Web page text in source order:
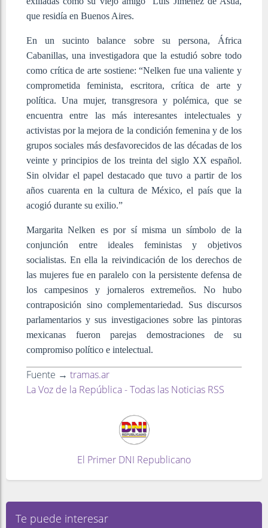
que residía en Buenos Aires.
En un sucinto balance sobre su persona, África
Cabanillas, una investigadora que la estudió sobre todo
como crítica de arte sostiene: “Nelken fue una valiente y
comprometida feminista, escritora, crítica de arte y
política. Una mujer, transgresora y polémica, que se
encuentra entre las más interesantes intelectuales y
activistas por la mejora de la condición femenina y de los
grupos sociales más desfavorecidos de las décadas de los
veinte y principios de los treinta del siglo XX español.
Sin olvidar el papel destacado que tuvo a partir de los
años cuarenta en la cultura de México, el país que la
acogió durante su exilio.”
Margarita Nelken es por sí misma un símbolo de la
conjunción entre ideales feministas y objetivos
socialistas. En ella la reivindicación de los derechos de
las mujeres fue en paralelo con la persistente defensa de
los campesinos y jornaleros extremeños. No hubo
contraposición sino complementariedad. Sus discursos
parlamentarios y sus investigaciones sobre las pintoras
mexicanas fueron parejas demostraciones de su
compromiso político e intelectual.
Fuente → tramas.ar
La Voz de la República - Todas las Noticias RSS
El Primer DNI Republicano
Te puede interesar